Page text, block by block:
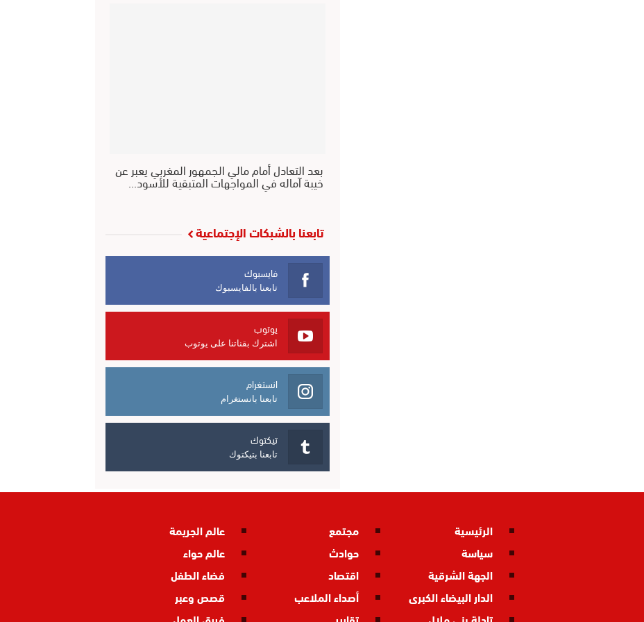
بعد التعادل أمام مالي الجمهور المغربي يعبر عن
خيبة آماله في المواجهات المتبقية للأسود…
تابعنا بالشبكات الإجتماعية
فايسبوك
تابعنا بالفايسبوك
يوتوب
اشترك بقناتنا على يوتوب
انستغرام
تابعنا بانستغرام
تيكتوك
تابعنا بتيكتوك
الرئيسية
سياسة
الجهة الشرقية
الدار البيضاء الكبرى
مجتمع
حوادث
اقتصاد
أصداء الملاعب
عالم الجريمة
عالم حواء
فضاء الطفل
قصص وعبر